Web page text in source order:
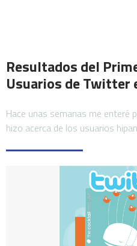
Resultados del
Usuarios de Twitter
Hace unas semanas me enteré
hizo acerca de los usuarios